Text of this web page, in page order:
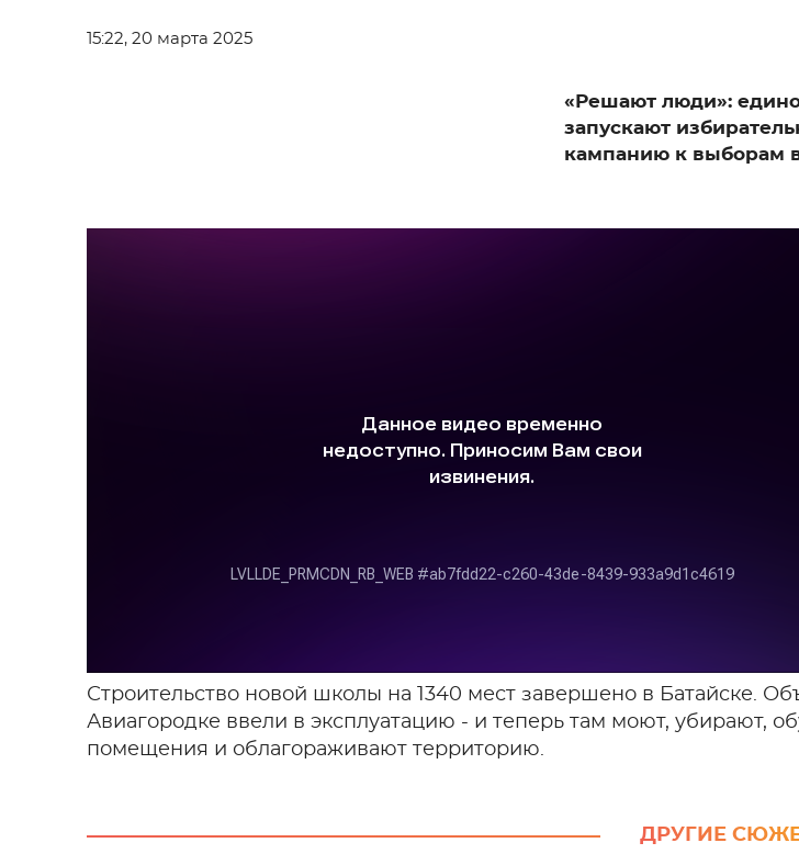
15:22, 20 марта 2025
«Решают люди»:
запускают
кампанию к выборам
Строительство новой школы на 1340 мест завершено в Батайске.
Авиагородке ввели в эксплуатацию - и теперь там моют, убирают,
помещения и облагораживают территорию.
ДРУГИЕ